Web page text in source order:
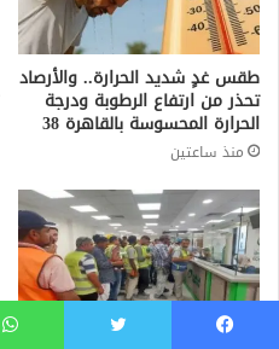
طقس غدٍ شديد الحرارة.. والأرصاد
تحذر من ارتفاع الرطوبة ودرجة
الحرارة المحسوسة بالقاهرة 38
منذ ساعتين